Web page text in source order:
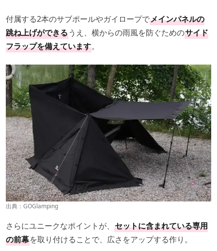
付属する2本のサブポールやガイロープでメインパネルの
跳ね上げができるうえ、横からの雨風を防ぐためのサイド
フラップを備えています。
出典： GOGlamping
さらにユニークなポイントが、 セットに含まれている専用
の前幕を取り付けることで、広さをアップする作り。